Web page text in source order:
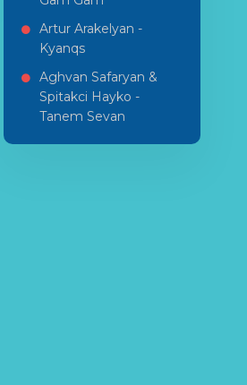
Artur Arakelyan -
Kyanqs
Aghvan Safaryan &
Spitakci Hayko -
Tanem Sevan